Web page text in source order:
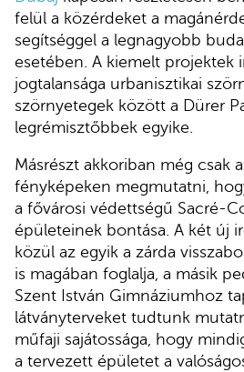
felül a közérdeket a
segítséggel a legnagyobb
esetében. A kiemelt projektek
jogtalansága urbanisztikai
szörnyetegek között a Dürer
legrémisztőbbek egyike.
Másrészt akkoriban még csak
fényképeken megmutatni,
a fővárosi védettségű Sacré-
épületeinek bontása. A két új
közül az egyik a zárda
is magában foglalja, a másik
Szent István Gimnáziumhoz
látványterveket tudtunk
műfaji sajátossága, hogy
a tervezett épületet a